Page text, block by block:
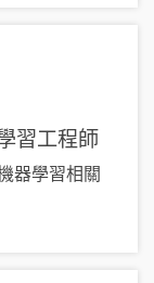
習工程師
器學習相關